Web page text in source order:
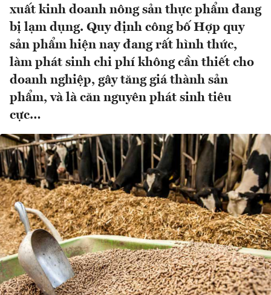
xuất kinh doanh nông sản thực phẩm đang
bị lạm dụng. Quy định công bố Hợp quy
sản phẩm hiện nay đang rất hình thức,
làm phát sinh chi phí không cần thiết cho
doanh nghiệp, gây tăng giá thành sản
phẩm, và là căn nguyên phát sinh tiêu
cực…